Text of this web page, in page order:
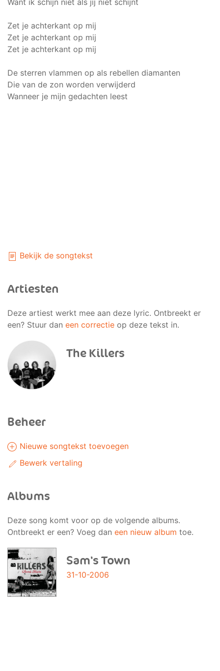
Want ik schijn niet als jij niet schijnt
Zet je achterkant op mij
Zet je achterkant op mij
Zet je achterkant op mij
De sterren vlammen op als rebellen diamanten
Die van de zon worden verwijderd
Wanneer je mijn gedachten leest
Bekijk de songtekst
Artiesten
Deze artiest werkt mee aan deze lyric. Ontbreekt er
een? Stuur dan een correctie op deze tekst in.
The Killers
Beheer
Nieuwe songtekst toevoegen
Bewerk vertaling
Albums
Deze song komt voor op de volgende albums.
Ontbreekt er een? Voeg dan een nieuw album toe.
Sam's Town
31-10-2006